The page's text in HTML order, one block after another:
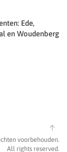
Ede,
en Woudenberg
voorbehouden.
All rights reserved.